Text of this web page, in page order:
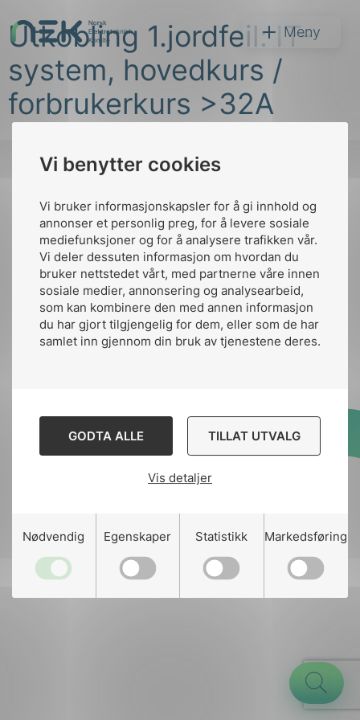
Vi benytter cookies
Vi bruker informasjonskapsler for å gi innhold og
annonser et personlig preg, for å levere sosiale
mediefunksjoner og for å analysere trafikken vår.
Vi deler dessuten informasjon om hvordan du
bruker nettstedet vårt, med partnerne våre innen
sosiale medier, annonsering og analysearbeid,
som kan kombinere den med annen informasjon
du har gjort tilgjengelig for dem, eller som de har
samlet inn gjennom din bruk av tjenestene deres.
GODTA ALLE TILLAT UTVALG
Vis detaljer
Nødvendig Egenskaper Statistikk Markedsføring
til
innhold
NEK Meny
Søk
Utkobling 1.jordfeil: IT-
system, hovedkurs /
forbrukerkurs >32A
Kontakt oss
Ansatte
nek@nek.no
Bruk av Cookies
Designed and developed
Til
toppen